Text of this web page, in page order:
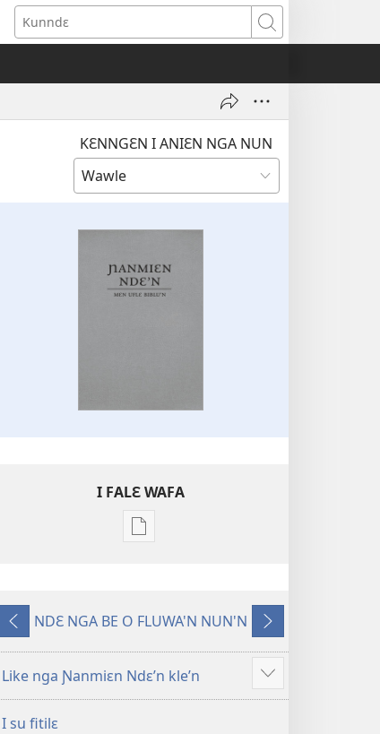
Kunndɛ
KƐNNGƐN I ANIƐN NGA NUN
I FALƐ WAFA
Nga
mannzin
be
su'n
Ng’ɔ
sinnin’n
NDƐ NGA BE O FLUWA'N NUN'N
Ng’ɔ
bɛ
sin’n
Like nga Ɲanmiɛn Ndɛ’n kle’n
Show
more
I su fitilɛ